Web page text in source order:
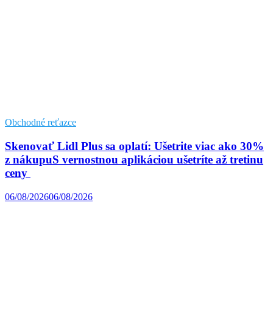
Obchodné reťazce
Skenovať Lidl Plus sa oplatí: Ušetrite viac ako 30%
z nákupuS vernostnou aplikáciou ušetríte až tretinu
ceny
06/08/202606/08/2026